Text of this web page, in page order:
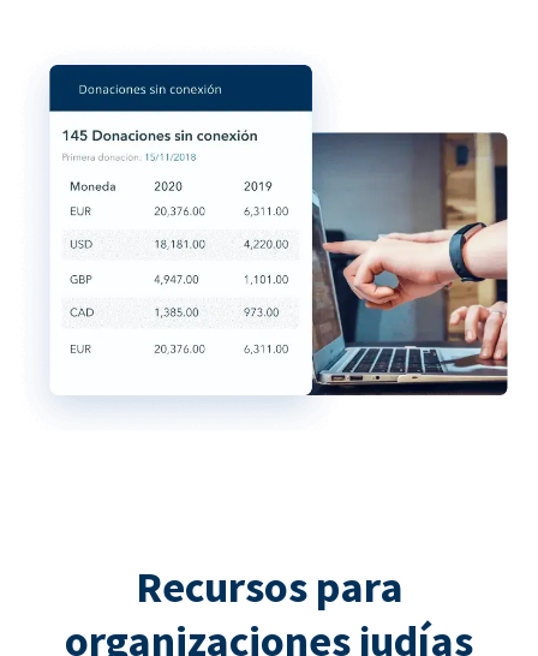
Recursos para
organizaciones judías